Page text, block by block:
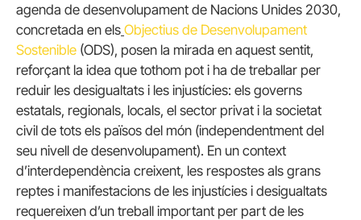
agenda de desenvolupament de Nacions Unides 2030,
concretada en els Objectius de Desenvolupament
Sostenible (ODS), posen la mirada en aquest sentit,
reforçant la idea que tothom pot i ha de treballar per
reduir les desigualtats i les injustícies: els governs
estatals, regionals, locals, el sector privat i la societat
civil de tots els països del món (independentment del
seu nivell de desenvolupament). En un context
d’interdependència creixent, les respostes als grans
reptes i manifestacions de les injustícies i desigualtats
requereixen d’un treball important per part de les